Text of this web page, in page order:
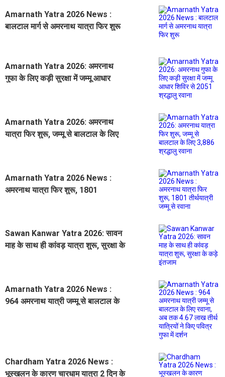
Amarnath Yatra 2026 News :
बालटाल मार्ग से अमरनाथ यात्रा फिर शुरू
Amarnath Yatra 2026: अमरनाथ
गुफा के लिए कड़ी सुरक्षा में जम्मू आधार
Amarnath Yatra 2026: अमरनाथ
यात्रा फिर शुरू, जम्मू से बालटाल के लिए
Amarnath Yatra 2026 News :
अमरनाथ यात्रा फिर शुरू, 1801
Sawan Kanwar Yatra 2026: सावन
माह के साथ ही कांवड़ यात्रा शुरू, सुरक्षा के
Amarnath Yatra 2026 News :
964 अमरनाथ यात्री जम्मू से बालटाल के
Chardham Yatra 2026 News :
भूस्खलन के कारण चारधाम यात्रा 2 दिन के